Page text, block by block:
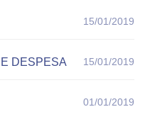
15/01/2019
DESPESA 15/01/2019
01/01/2019